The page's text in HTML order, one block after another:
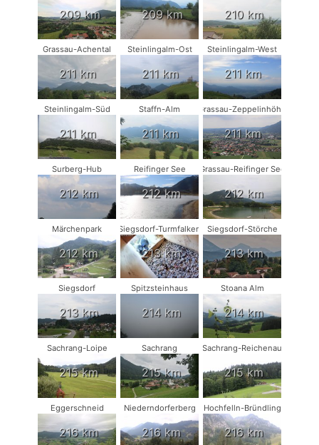
209 km 209 km 210 km
Grassau-Achental
211 km
Steinlingalm-Ost
211 km
Steinlingalm-West
211 km
Steinlingalm-Süd
211 km
Staffn-Alm
211 km
Grassau-Zeppelinhöhe
211 km
Surberg-Hub
212 km
Reifinger See
212 km
Grassau-Reifinger See
212 km
Märchenpark
212 km
Siegsdorf-Turmfalken
213 km
Siegsdorf-Störche
213 km
Siegsdorf
213 km
Spitzsteinhaus
214 km
Stoana Alm
214 km
Sachrang-Loipe
215 km
Sachrang
215 km
Sachrang-Reichenau
215 km
Eggerschneid
216 km
Niederndorferberg
216 km
Hochfelln-Bründling
216 km